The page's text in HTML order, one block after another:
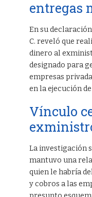
entregas
En su
C. reveló que
dinero al
designado para
empresas
en la ejecución
Vínculo
La investigación
mantuvo una
quien le habría
y cobros a las